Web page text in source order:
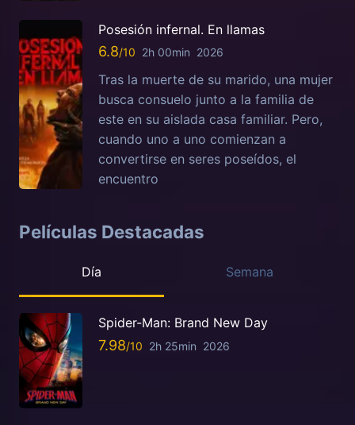
Posesión infernal. En llamas
6.8 2h 00min 2026
Tras la muerte de su marido, una mujer
busca consuelo junto a la familia de
este en su aislada casa familiar. Pero,
cuando uno a uno comienzan a
convertirse en seres poseídos, el
encuentro
Películas Destacadas
Día Semana
Spider-Man: Brand New Day
7.98 2h 25min 2026